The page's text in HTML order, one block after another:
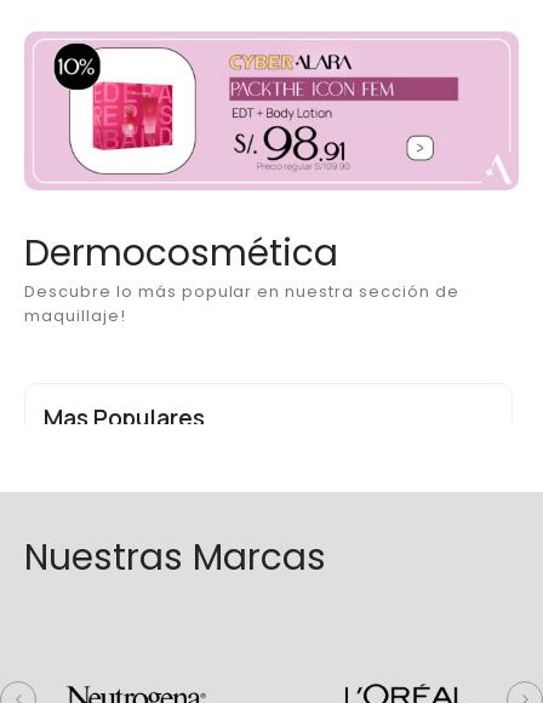
Dermocosmética
Descubre lo más popular en nuestra sección de
maquillaje!
Mas Populares
Nuestras Marcas